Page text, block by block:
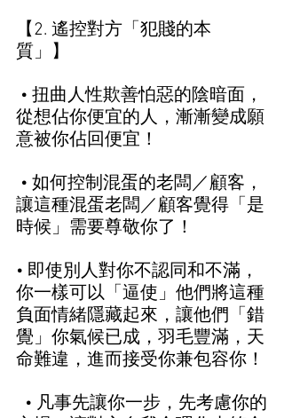
【2. 遙控對方「犯賤的本
質」】
• 扭曲人性欺善怕惡的陰暗面，
從想佔你便宜的人，漸漸變成願
意被你佔回便宜！
• 如何控制混蛋的老闆／顧客，
讓這種混蛋老闆／顧客覺得「是
時候」需要尊敬你了！
• 即使別人對你不認同和不滿，
你一樣可以「逼使」他們將這種
負面情緒隱藏起來，讓他們「錯
覺」你氣候已成，羽毛豐滿，天
命難違，進而接受你兼包容你！
• 凡事先讓你一步，先考慮你的